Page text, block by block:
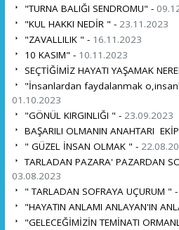
"TURNA BALIĞI SENDROMU" -
"KUL HAKKI NEDİR " - 23.11.2023
"ZAVALLILIK " - 16.11.2023
10 KASIM" - 10.11.2023
SEÇTİĞİMİZ HAYATI YAŞAMAK
"İnsanlardan faydalanmak
01.10.2023
"GÖNÜL KIRGINLIĞI " - 23.09.2023
BAŞARILI OLMANIN ANAHTARI
" GÜZEL İNSAN OLMAK " -
TARLADAN PAZARA' PAZARDAN
03.08.2023
" TARLADAN SOFRAYA UÇURUM " -
"HAYATIN ANLAMI ANLAYAN'IN
"GELECEĞİMİZİN TEMİNATI